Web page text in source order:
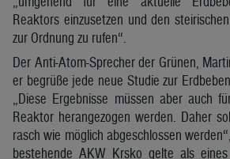
Reaktors einzusetzen und den
zur Ordnung zu rufen“.
Der Anti-Atom-Sprecher der Grünen,
er begrüße jede neue Studie zur
„Diese Ergebnisse müssen aber auch
Reaktor herangezogen werden. Daher
rasch wie möglich abgeschlossen
bestehende AKW Krsko gelte als